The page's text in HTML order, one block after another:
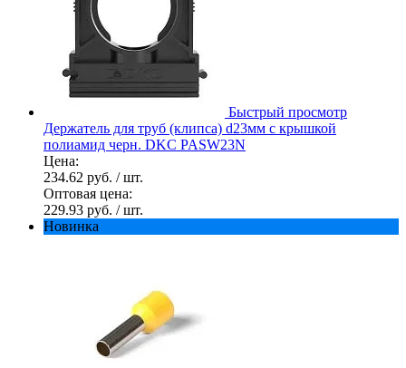
Быстрый просмотр
Держатель для труб (клипса) d23мм с крышкой
полиамид черн. DKC PASW23N
Цена:
234.62 руб. / шт.
Оптовая цена:
229.93 руб. / шт.
Новинка